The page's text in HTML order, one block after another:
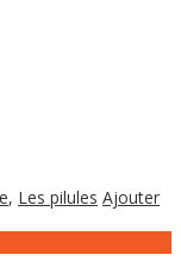
, Les pilules Ajouter